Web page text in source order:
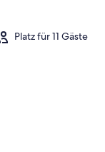
Platz für 11 Gäste